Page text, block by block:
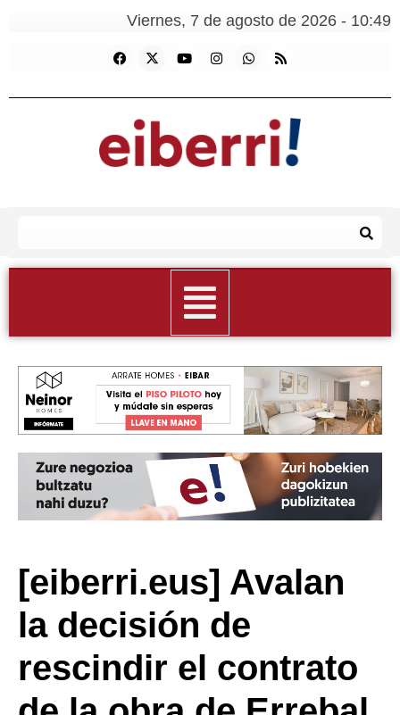
Viernes, 7 de agosto de 2026 - 10:49
[eiberri.eus] Avalan
la decisión de
rescindir el contrato